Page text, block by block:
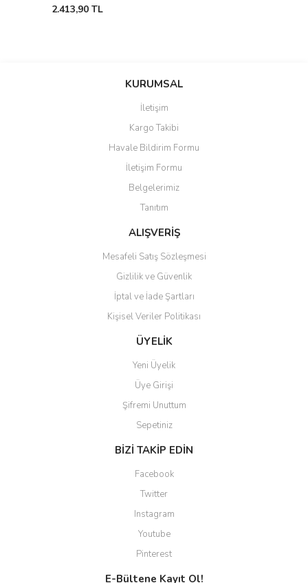
2.413,90 TL
KURUMSAL
İletişim
Kargo Takibi
Havale Bildirim Formu
İletişim Formu
Belgelerimiz
Tanıtım
ALIŞVERİŞ
Mesafeli Satış Sözleşmesi
Gizlilik ve Güvenlik
İptal ve İade Şartları
Kişisel Veriler Politikası
ÜYELİK
Yeni Üyelik
Üye Girişi
Şifremi Unuttum
Sepetiniz
BİZİ TAKİP EDİN
Facebook
Twitter
Instagram
Youtube
Pinterest
E-Bültene Kayıt Ol!